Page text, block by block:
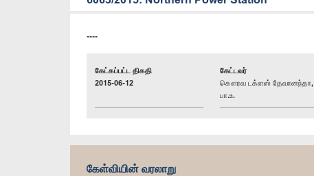
----
கேட்கப்பட்ட திகதி
2015-06-12
கேட்டவர்
கௌரவ டக்ளஸ் தேவானந்தா,
பா.உ.
கேள்வியின் வரலாறு